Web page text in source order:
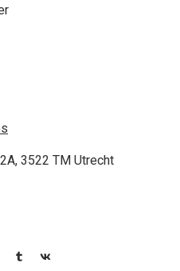
3522 TM Utrecht